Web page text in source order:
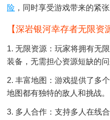
险 ，同时享受游戏带来的紧张
【深岩银河幸存者无限资
1. 无限资源：玩家将拥有无
装备，无需担心资源短缺的问
2. 丰富地图：游戏提供了多
地图都有独特的敌人和挑战。
3. 多人合作：支持多人在线